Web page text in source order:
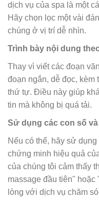
dịch vụ của spa là một
Hãy chọn lọc một vài
chúng ở vị trí dễ nhìn.
Trình bày nội dung
Thay vì viết các đoạn
đoạn ngắn, dễ đọc, kèm
thứ tự. Điều này giúp
tin mà không bị quá tải.
Sử dụng các con số
Nếu có thể, hãy sử
chứng minh hiệu quả
của chúng tôi cảm thấy
massage đầu tiên"
lòng với dịch vụ chăm